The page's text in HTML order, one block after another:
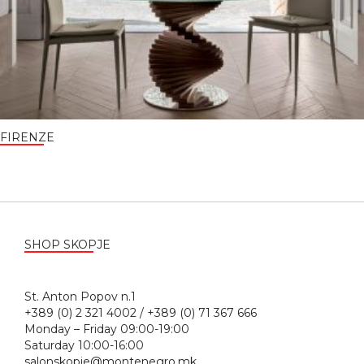
FIRENZE
SHOP SKOPJE
St. Anton Popov n.1
+389 (0) 2 321 4002 / +389 (0) 71 367 666
Monday – Friday 09:00-19:00
Saturday 10:00-16:00